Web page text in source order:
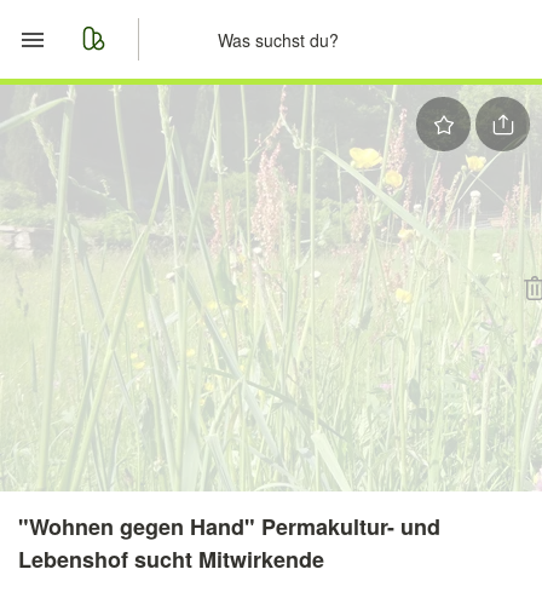
Start
Merkliste
Nachrichten
Anzeige aufgeben
"Wohnen gegen Hand" Permakultur- und
Lebenshof sucht Mitwirkende